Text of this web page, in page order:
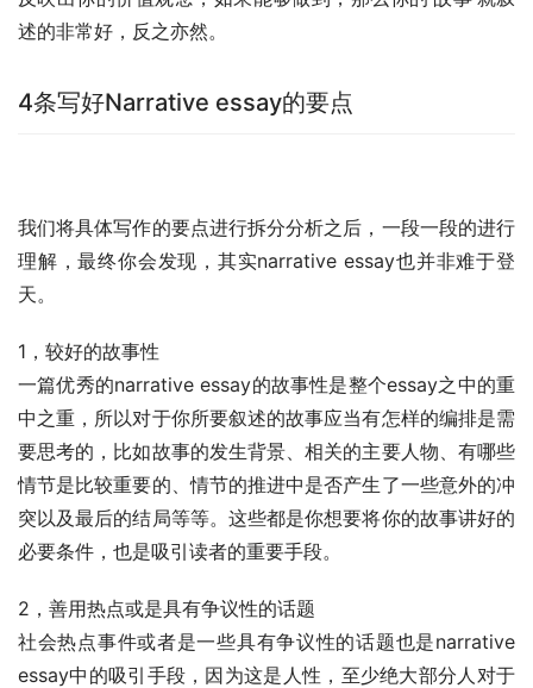
述的非常好，反之亦然。
4条写好Narrative essay的要点
我们将具体写作的要点进行拆分分析之后，一段一段的进行
理解，最终你会发现，其实narrative essay也并非难于登
天。
1，较好的故事性
一篇优秀的narrative essay的故事性是整个essay之中的重
中之重，所以对于你所要叙述的故事应当有怎样的编排是需
要思考的，比如故事的发生背景、相关的主要人物、有哪些
情节是比较重要的、情节的推进中是否产生了一些意外的冲
突以及最后的结局等等。这些都是你想要将你的故事讲好的
必要条件，也是吸引读者的重要手段。
2，善用热点或是具有争议性的话题
社会热点事件或者是一些具有争议性的话题也是narrative
essay中的吸引手段，因为这是人性，至少绝大部分人对于